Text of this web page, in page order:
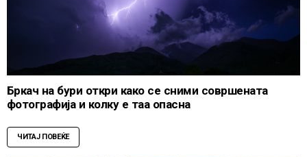
Бркач на бури откри како се сними совршената
фотографија и колку е таа опасна
ЧИТАЈ ПОВЕЌЕ